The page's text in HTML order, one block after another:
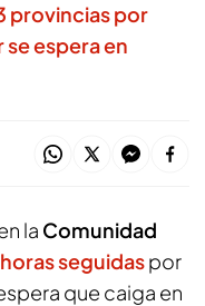
provincias por
espera en
la Comunidad
seguidaspor
que caiga en